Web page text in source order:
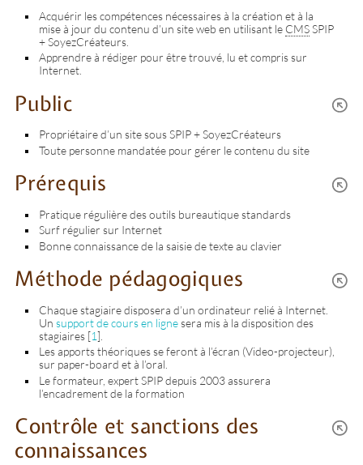
Acquérir les compétences nécessaires à la création et à la
mise à jour du contenu d’un site web en utilisant le CMSSPIP
+ SoyezCréateurs.
Apprendre à rédiger pour être trouvé, lu et compris sur
Internet.
Public
Propriétaire d’un site sous SPIP + SoyezCréateurs
Toute personne mandatée pour gérer le contenu du site
Prérequis
Pratique régulière des outils bureautique standards
Surf régulier sur Internet
Bonne connaissance de la saisie de texte au clavier
Méthode pédagogiques
Chaque stagiaire disposera d’un ordinateur relié à Internet.
Unsupport de cours en lignesera mis à la disposition des
stagiaires [1]
Les apports théoriques se feront à l’écran (Video-projecteur),
sur paper-board et à l’oral.
Le formateur, expert SPIP depuis 2003 assurera
l’encadrement de la formation
Contrôle et sanctions des
connaissances